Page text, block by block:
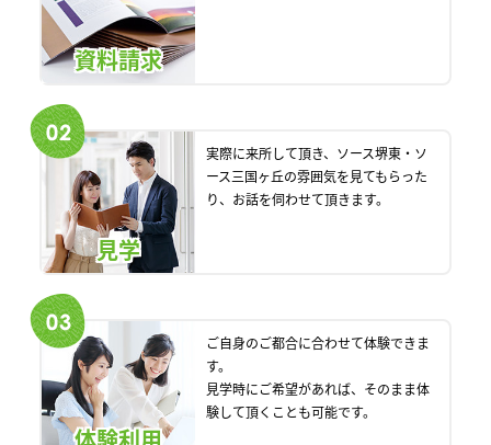
資料請求
見学
実際に来所して頂き、ソース堺東・ソ
ース三国ヶ丘の雰囲気を見てもらった
り、お話を伺わせて頂きます。
ご自身のご都合に合わせて体験できま
す。
見学時にご希望があれば、そのまま体
験して頂くことも可能です。